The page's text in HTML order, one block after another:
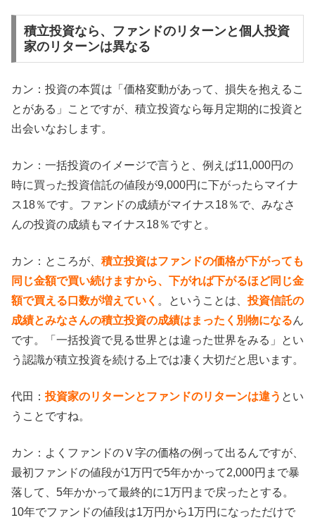
積立投資なら、ファンドのリターンと個人投資
家のリターンは異なる
カン：投資の本質は「価格変動があって、損失を抱えるこ
とがある」ことですが、積立投資なら毎月定期的に投資と
出会いなおします。
カン：一括投資のイメージで言うと、例えば11,000円の
時に買った投資信託の値段が9,000円に下がったらマイナ
ス18％です。ファンドの成績がマイナス18％で、みなさ
んの投資の成績もマイナス18％ですと。
カン：ところが、 積立投資はファンドの価格が下がっても
同じ金額で買い続けますから、下がれば下がるほど同じ金
額で買える口数が増えていく 。ということは、投資信託の
成績とみなさんの積立投資の成績はまったく別物になるん
です。「一括投資で見る世界とは違った世界をみる」とい
う認識が積立投資を続ける上では凄く大切だと思います。
代田：投資家のリターンとファンドのリターンは違う とい
うことですね。
カン：よくファンドのＶ字の価格の例って出るんですが、
最初ファンドの値段が1万円で5年かかって2,000円まで暴
落して、5年かかって最終的に1万円まで戻ったとする。
10年でファンドの値段は1万円から1万円になっただけで